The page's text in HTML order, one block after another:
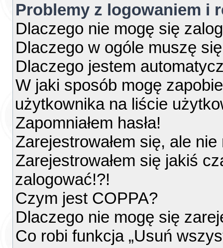
Problemy z logowaniem i
Dlaczego nie mogę się
Dlaczego w ogóle muszę
Dlaczego jestem
W jaki sposób mogę
użytkownika na liście
Zapomniałem hasła!
Zarejestrowałem się, ale
Zarejestrowałem się jakiś
zalogować!?!
Czym jest COPPA?
Dlaczego nie mogę się
Co robi funkcja „Usuń